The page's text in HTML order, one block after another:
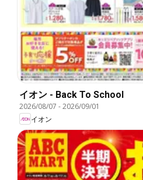
イオン - Back To School
2026/08/07 -2026/09/01
イオン